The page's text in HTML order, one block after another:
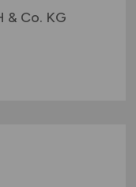
& Co. KG